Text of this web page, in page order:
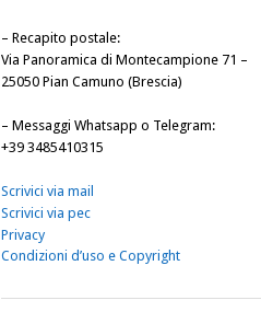
– Recapito postale:
Via Panoramica di Montecampione 71 –
25050 Pian Camuno (Brescia)
– Messaggi Whatsapp o Telegram:
+39 3485410315
Scrivici via mail
Scrivici via pec
Privacy
Condizioni d’uso e Copyright